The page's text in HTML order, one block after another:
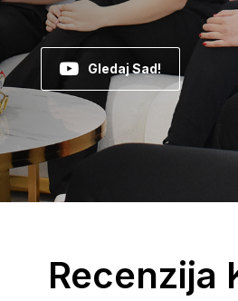
Gledaj Sad!
Recenzija